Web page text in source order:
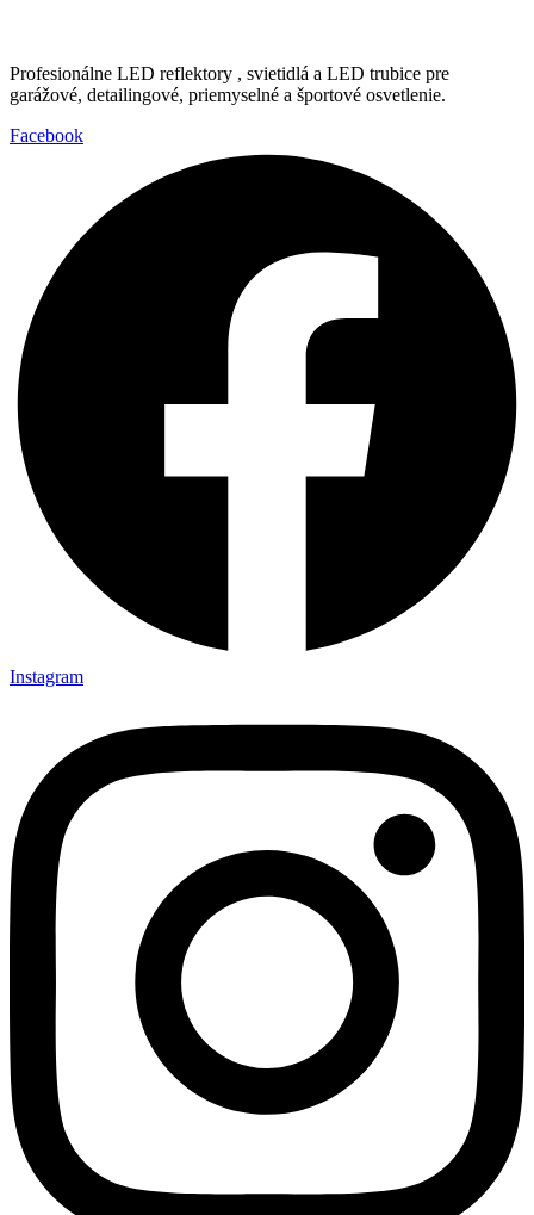
Profesionálne LED reflektory , svietidlá a LED trubice pre
garážové, detailingové, priemyselné a športové osvetlenie.
Facebook
Instagram